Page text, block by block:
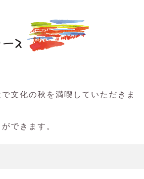
文化の秋を満喫していただきま
できます。